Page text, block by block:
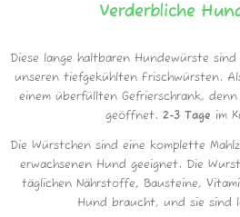
Verderbliche
Diese lange haltbaren Hundewürste
unseren tiefgekühlten Frischwürsten.
einem überfüllten Gefrierschrank,
geöffnet. 2-3 Tage im
Die Würstchen sind eine komplette
erwachsenen Hund geeignet. Die
täglichen Nährstoffe, Bausteine,
Hund braucht, und sie sind